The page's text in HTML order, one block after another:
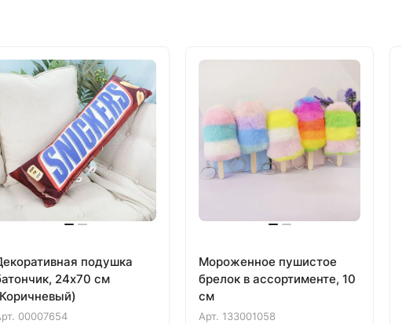
подушка
24х70 см
00007654
Мороженное пушистое
брелок в ассортименте, 10
см
Арт. 133001058